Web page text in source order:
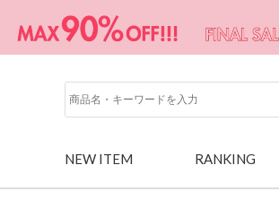
NEW ITEM RANKING